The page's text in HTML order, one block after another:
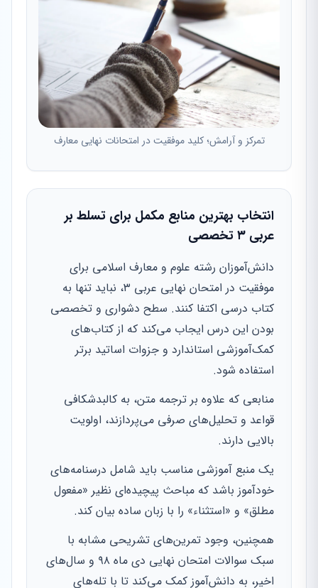
تمرکز و آرامش؛ کلید موفقیت در امتحانات نهایی معارف
انتخاب بهترین منابع مکمل برای تسلط بر
عربی ۳ تخصصی
دانش‌آموزان رشته علوم و معارف اسلامی برای
موفقیت در امتحان نهایی عربی ۳، نباید تنها به
کتاب درسی اکتفا کنند. سطح دشواری و تخصصی
بودن این درس ایجاب می‌کند که از کتاب‌های
کمک‌آموزشی استاندارد و جزوات اساتید برتر
استفاده شود.
منابعی که علاوه بر ترجمه متن، به کالبدشکافی
قواعد و تحلیل‌های صرفی می‌پردازند، اولویت
بالایی دارند.
یک منبع آموزشی مناسب باید شامل درسنامه‌های
خودآموز باشد که مباحث پیچیده‌ای نظیر «مفعول
مطلق» و «استثناء» را با زبان ساده بیان کند.
همچنین، وجود تمرین‌های تشریحی مشابه با
سبک سوالات امتحان نهایی دی ماه ۹۸ و سال‌های
اخیر، به دانش‌آموز کمک می‌کند تا با تله‌های